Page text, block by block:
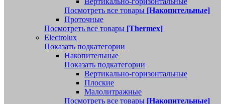
Посмотреть все товары [Накопительные]
Проточные
Посмотреть все товары [Thermex]
Electrolux
Показать подкатегории
Накопительные
Показать подкатегории
Вертикально-горизонтальные
Плоские
Малолитражные
Посмотреть все товары [Накопительные]